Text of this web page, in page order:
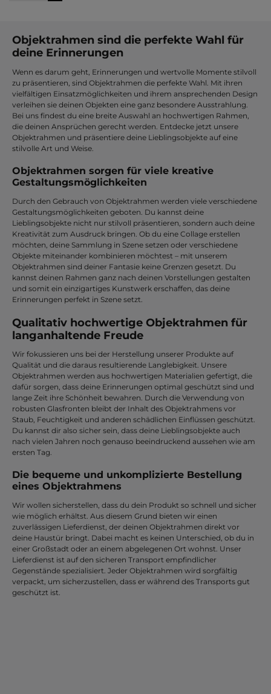
Objektrahmen sind die perfekte Wahl für
deine Erinnerungen
Wenn es darum geht, Erinnerungen und wertvolle Momente stilvoll
zu präsentieren, sind Objektrahmen die perfekte Wahl. Mit ihren
vielfältigen Einsatzmöglichkeiten und ihrem ansprechenden Design
verleihen sie deinen Objekten eine ganz besondere Ausstrahlung.
Bei uns findest du eine breite Auswahl an hochwertigen Rahmen,
die deinen Ansprüchen gerecht werden. Entdecke jetzt unsere
Objektrahmen und präsentiere deine Lieblingsobjekte auf eine
stilvolle Art und Weise.
Objektrahmen sorgen für viele kreative
Gestaltungsmöglichkeiten
Durch den Gebrauch von Objektrahmen werden viele verschiedene
Gestaltungsmöglichkeiten geboten. Du kannst deine
Lieblingsobjekte nicht nur stilvoll präsentieren, sondern auch deine
Kreativität zum Ausdruck bringen. Ob du eine Collage erstellen
möchten, deine Sammlung in Szene setzen oder verschiedene
Objekte miteinander kombinieren möchtest – mit unserem
Objektrahmen sind deiner Fantasie keine Grenzen gesetzt. Du
kannst deinen Rahmen ganz nach deinen Vorstellungen gestalten
und somit ein einzigartiges Kunstwerk erschaffen, das deine
Erinnerungen perfekt in Szene setzt.
Qualitativ hochwertige Objektrahmen für
langanhaltende Freude
Wir fokussieren uns bei der Herstellung unserer Produkte auf
Qualität und die daraus resultierende Langlebigkeit. Unsere
Objektrahmen werden aus hochwertigen Materialien gefertigt, die
dafür sorgen, dass deine Erinnerungen optimal geschützt sind und
lange Zeit ihre Schönheit bewahren. Durch die Verwendung von
robusten Glasfronten bleibt der Inhalt des Objektrahmens vor
Staub, Feuchtigkeit und anderen schädlichen Einflüssen geschützt.
Du kannst dir also sicher sein, dass deine Lieblingsobjekte auch
nach vielen Jahren noch genauso beeindruckend aussehen wie am
ersten Tag.
Die bequeme und unkomplizierte Bestellung
eines Objektrahmens
Wir wollen sicherstellen, dass du dein Produkt so schnell und sicher
wie möglich erhältst. Aus diesem Grund bieten wir einen
zuverlässigen Lieferdienst, der deinen Objektrahmen direkt vor
deine Haustür bringt. Dabei macht es keinen Unterschied, ob du in
einer Großstadt oder an einem abgelegenen Ort wohnst. Unser
Lieferdienst ist auf den sicheren Transport empfindlicher
Gegenstände spezialisiert. Jeder Objektrahmen wird sorgfältig
verpackt, um sicherzustellen, dass er während des Transports gut
geschützt ist.